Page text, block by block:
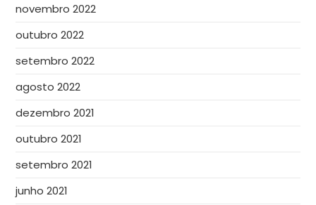
novembro 2022
outubro 2022
setembro 2022
agosto 2022
dezembro 2021
outubro 2021
setembro 2021
junho 2021